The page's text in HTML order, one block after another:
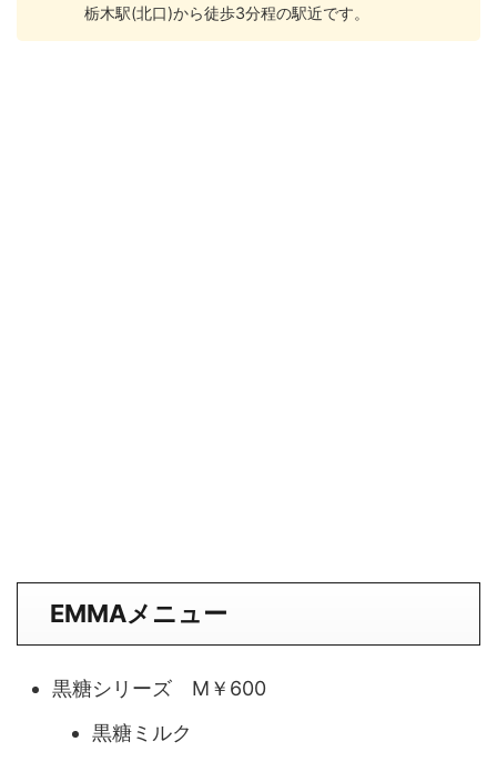
栃木駅(北口)から徒歩3分程の駅近です。
EMMAメニュー
黒糖シリーズ M￥600
黒糖ミルク